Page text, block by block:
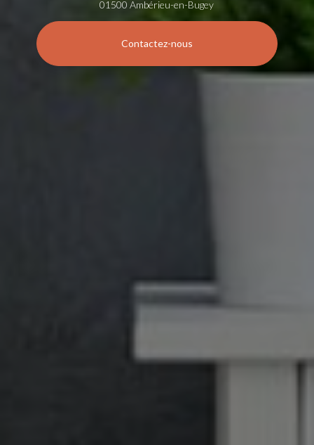
01500 Ambérieu-en-Bugey
Contactez-nous